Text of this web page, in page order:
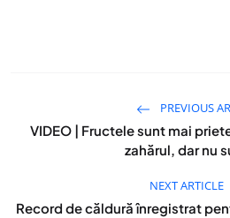
PREVIOUS
VIDEO | Fructele sunt mai
zahărul, dar nu
NEXT ARTICLE
Record de căldură înregistrat